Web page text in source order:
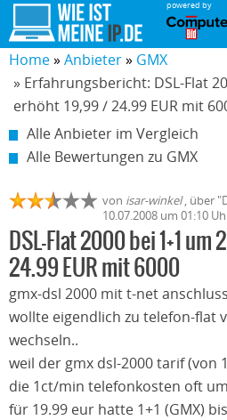
powered by
Home Anbieter
GMX
» Erfahrungsbericht: DSL-Flat
erhöht 19,99 / 24.99 EUR mit
Alle Anbieter im Vergleich
Alle Bewertungen zu GMX
von isar-winkel, über "
10.07.2008 um 01:10
DSL-Flat 2000 bei 1+1
24.99 EUR mit 6000
gmx-dsl 2000 mit t-net
wollte eigendlich zu telefon-flat
wechseln..
weil der gmx dsl-2000 tarif (von
die 1ct/min telefonkosten oft
für 19.99 eur hatte 1+1 (GMX)